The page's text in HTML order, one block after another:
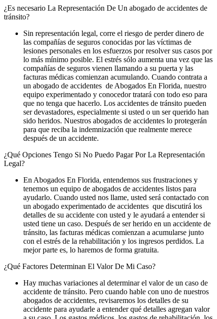
¿Es necesario La Representación De Un abogado de accidentes de
tránsito?
Sin representación legal, corre el riesgo de perder dinero de
las compañías de seguros conocidas por las víctimas de
lesiones personales en los esfuerzos por resolver sus casos por
lo más mínimo posible. El estrés sólo aumenta una vez que las
compañías de seguros vienen llamando a su puerta y las
facturas médicas comienzan acumulando. Cuando contrata a
un abogado de accidentes de Abogados En Florida, nuestro
equipo experimentado y conocedor tratará con todo eso para
que no tenga que hacerlo. Los accidentes de tránsito pueden
ser devastadores, especialmente si usted o un ser querido han
sido heridos. Nuestros abogados de accidentes lo protegerán
para que reciba la indemnización que realmente merece
después de un accidente.
¿Qué Opciones Tengo Si No Puedo Pagar Por La Representación
Legal?
En Abogados En Florida, entendemos sus frustraciones y
tenemos un equipo de abogados de accidentes listos para
ayudarlo. Cuando usted nos llame, usted será contactado con
un abogado experimentado de accidentes que discutirá los
detalles de su accidente con usted y le ayudará a entender si
usted tiene un caso. Después de ser herido en un accidente de
tránsito, las facturas médicas comienzan a acumularse junto
con el estrés de la rehabilitación y los ingresos perdidos. La
mejor parte es, lo haremos de forma gratuita.
¿Qué Factores Determinan El Valor De Mi Caso?
Hay muchas variaciones al determinar el valor de un caso de
accidente de tránsito. Pero cuando hable con uno de nuestros
abogados de accidentes, revisaremos los detalles de su
accidente para ayudarle a entender qué detalles agregan valor